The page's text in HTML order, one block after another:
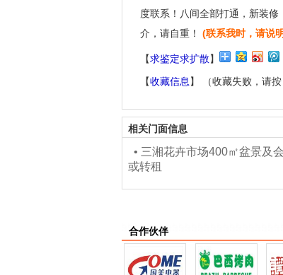
度联系！八间全部打通，新装
介，请自重！
(联系我时，请说
【求鉴定求扩散】
【收藏信息 】 （收藏失败，请按
相关门面信息
• 三湘花卉市场400㎡盆景及
或转租
合作伙伴